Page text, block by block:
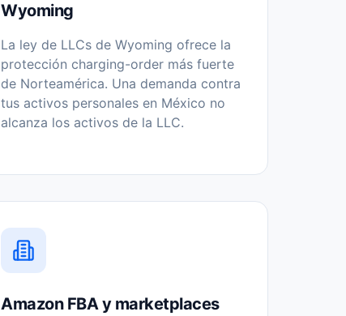
Wyoming
La ley de LLCs de Wyoming ofrece la
protección charging-order más fuerte
de Norteamérica. Una demanda contra
tus activos personales en México no
alcanza los activos de la LLC.
Amazon FBA y marketplaces